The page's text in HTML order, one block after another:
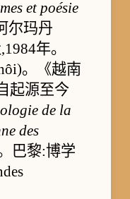
et poésie
尔玛丹
年。
。《越南
起源至今
de la
des
巴黎:博学